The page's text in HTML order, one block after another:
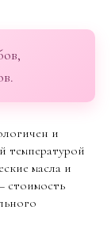
и
температурой
масла и
стоимость